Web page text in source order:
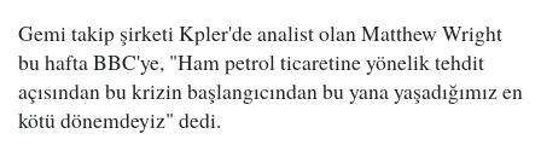
Gemi takip şirketi Kpler'de analist olan Matthew Wright
bu hafta BBC'ye, "Ham petrol ticaretine yönelik tehdit
açısından bu krizin başlangıcından bu yana yaşadığımız en
kötü dönemdeyiz" dedi.